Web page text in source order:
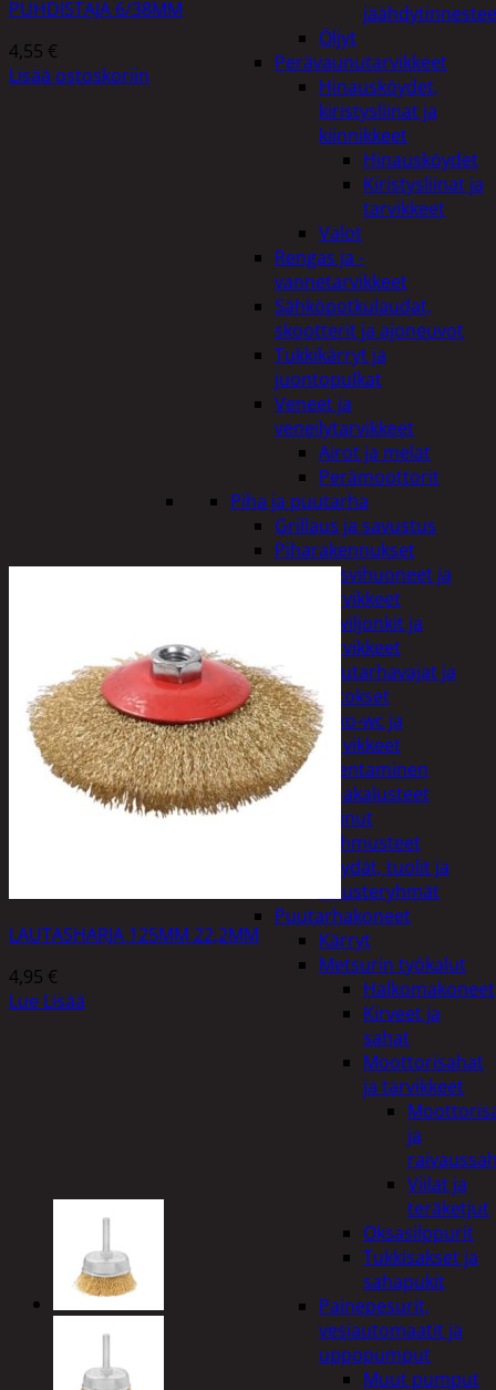
Öljyt
Perävaunutarvikkeet
Hinausköydet,
kiristysliinat ja
kiinnikkeet
Hinausköydet
Kiristysliinat ja
tarvikkeet
Valot
Rengas ja -
vannetarvikkeet
Sähköpotkulaudat,
skootterit ja ajoneuvot
Tukkikärryt ja
juontopulkat
Veneet ja
veneilytarvikkeet
Airot ja melat
Perämoottorit
Piha ja puutarha
Grillaus ja savustus
Piharakennukset
Kasvihuoneet ja
tarvikkeet
Paviljonkit ja
tarvikkeet
Puutarhavajat ja
katokset
Ulko-wc ja
tarvikkeet
Piharakentaminen
Puutarhakalusteet
Keinut
Pehmusteet
Pöydät, tuolit ja
kalusteryhmät
Puutarhakoneet
Kärryt
Metsurin työkalut
Halkomakoneet
Kirveet ja
sahat
Moottorisahat
ja tarvikkeet
ja
Viilat ja
teräketjut
Oksasilppurit
Tukkisakset ja
sahapukit
Painepesurit,
vesiautomaatit ja
uppopumput
Muut pumput
PUHDISTAJA 6/38MM
4,55 €
Lisää ostoskoriin
LAUTASHARJA 125MM 22,2MM
4,95 €
Lue Lisää